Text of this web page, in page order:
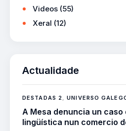
Videos (55)
Xeral (12)
Actualidade
DESTADAS 2,UNIVERSO
A Mesa denuncia un
lingüística nun comercio